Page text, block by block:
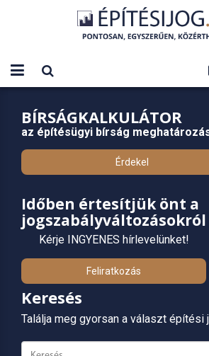
BÍRSÁGKALKULÁTOR
az építésügyi bírság
Érdekel
Időben értesítjük önt a
jogszabályváltozásokról
Kérje INGYENES hírlevelünket!
Feliratkozás
Keresés
Találja meg gyorsan a választ építési